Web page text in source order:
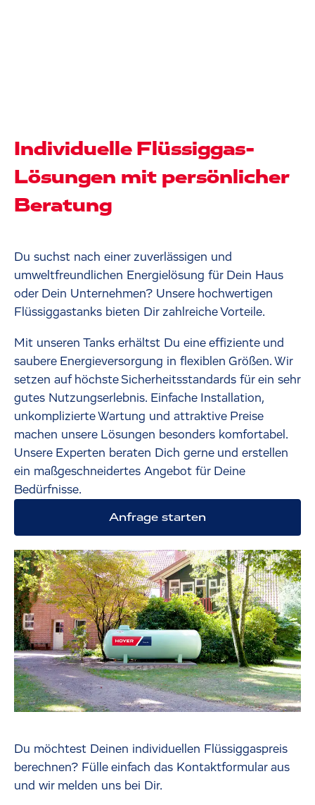
Individuelle Flüssiggas-
Lösungen mit persönlicher
Beratung
Du suchst nach einer zuverlässigen und
umweltfreundlichen Energielösung für Dein Haus
oder Dein Unternehmen? Unsere hochwertigen
Flüssiggastanks bieten Dir zahlreiche Vorteile.
Mit unseren Tanks erhältst Du eine effiziente und
saubere Energieversorgung in flexiblen Größen. Wir
setzen auf höchste Sicherheitsstandards für ein sehr
gutes Nutzungserlebnis. Einfache Installation,
unkomplizierte Wartung und attraktive Preise
machen unsere Lösungen besonders komfortabel.
Unsere Experten beraten Dich gerne und erstellen
ein maßgeschneidertes Angebot für Deine
Bedürfnisse.
Anfrage starten
Du möchtest Deinen individuellen Flüssiggaspreis
berechnen? Fülle einfach das Kontaktformular aus
und wir melden uns bei Dir.